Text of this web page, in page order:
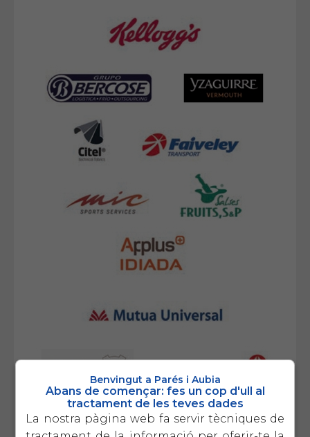
Benvingut a Parés i Aubia
Abans de començar: fes un cop d'ull al
tractament de les teves dades
La nostra pàgina web fa servir tècniques de